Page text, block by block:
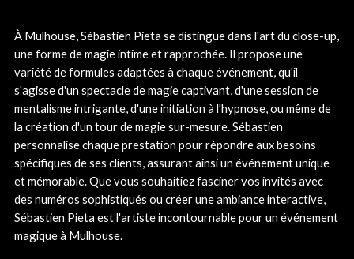
À Mulhouse, Sébastien Pieta se distingue dans l'art du close-up,
une forme de magie intime et rapprochée. Il propose une
variété de formules adaptées à chaque événement, qu'il
s'agisse d'un spectacle de magie captivant, d'une session de
mentalisme intrigante, d'une initiation à l'hypnose, ou même de
la création d'un tour de magie sur-mesure. Sébastien
personnalise chaque prestation pour répondre aux besoins
spécifiques de ses clients, assurant ainsi un événement unique
et mémorable. Que vous souhaitiez fasciner vos invités avec
des numéros sophistiqués ou créer une ambiance interactive,
Sébastien Pieta est l'artiste incontournable pour un événement
magique à Mulhouse.